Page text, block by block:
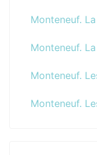
Monteneuf.
Monteneuf.
Monteneuf.
Monteneuf.